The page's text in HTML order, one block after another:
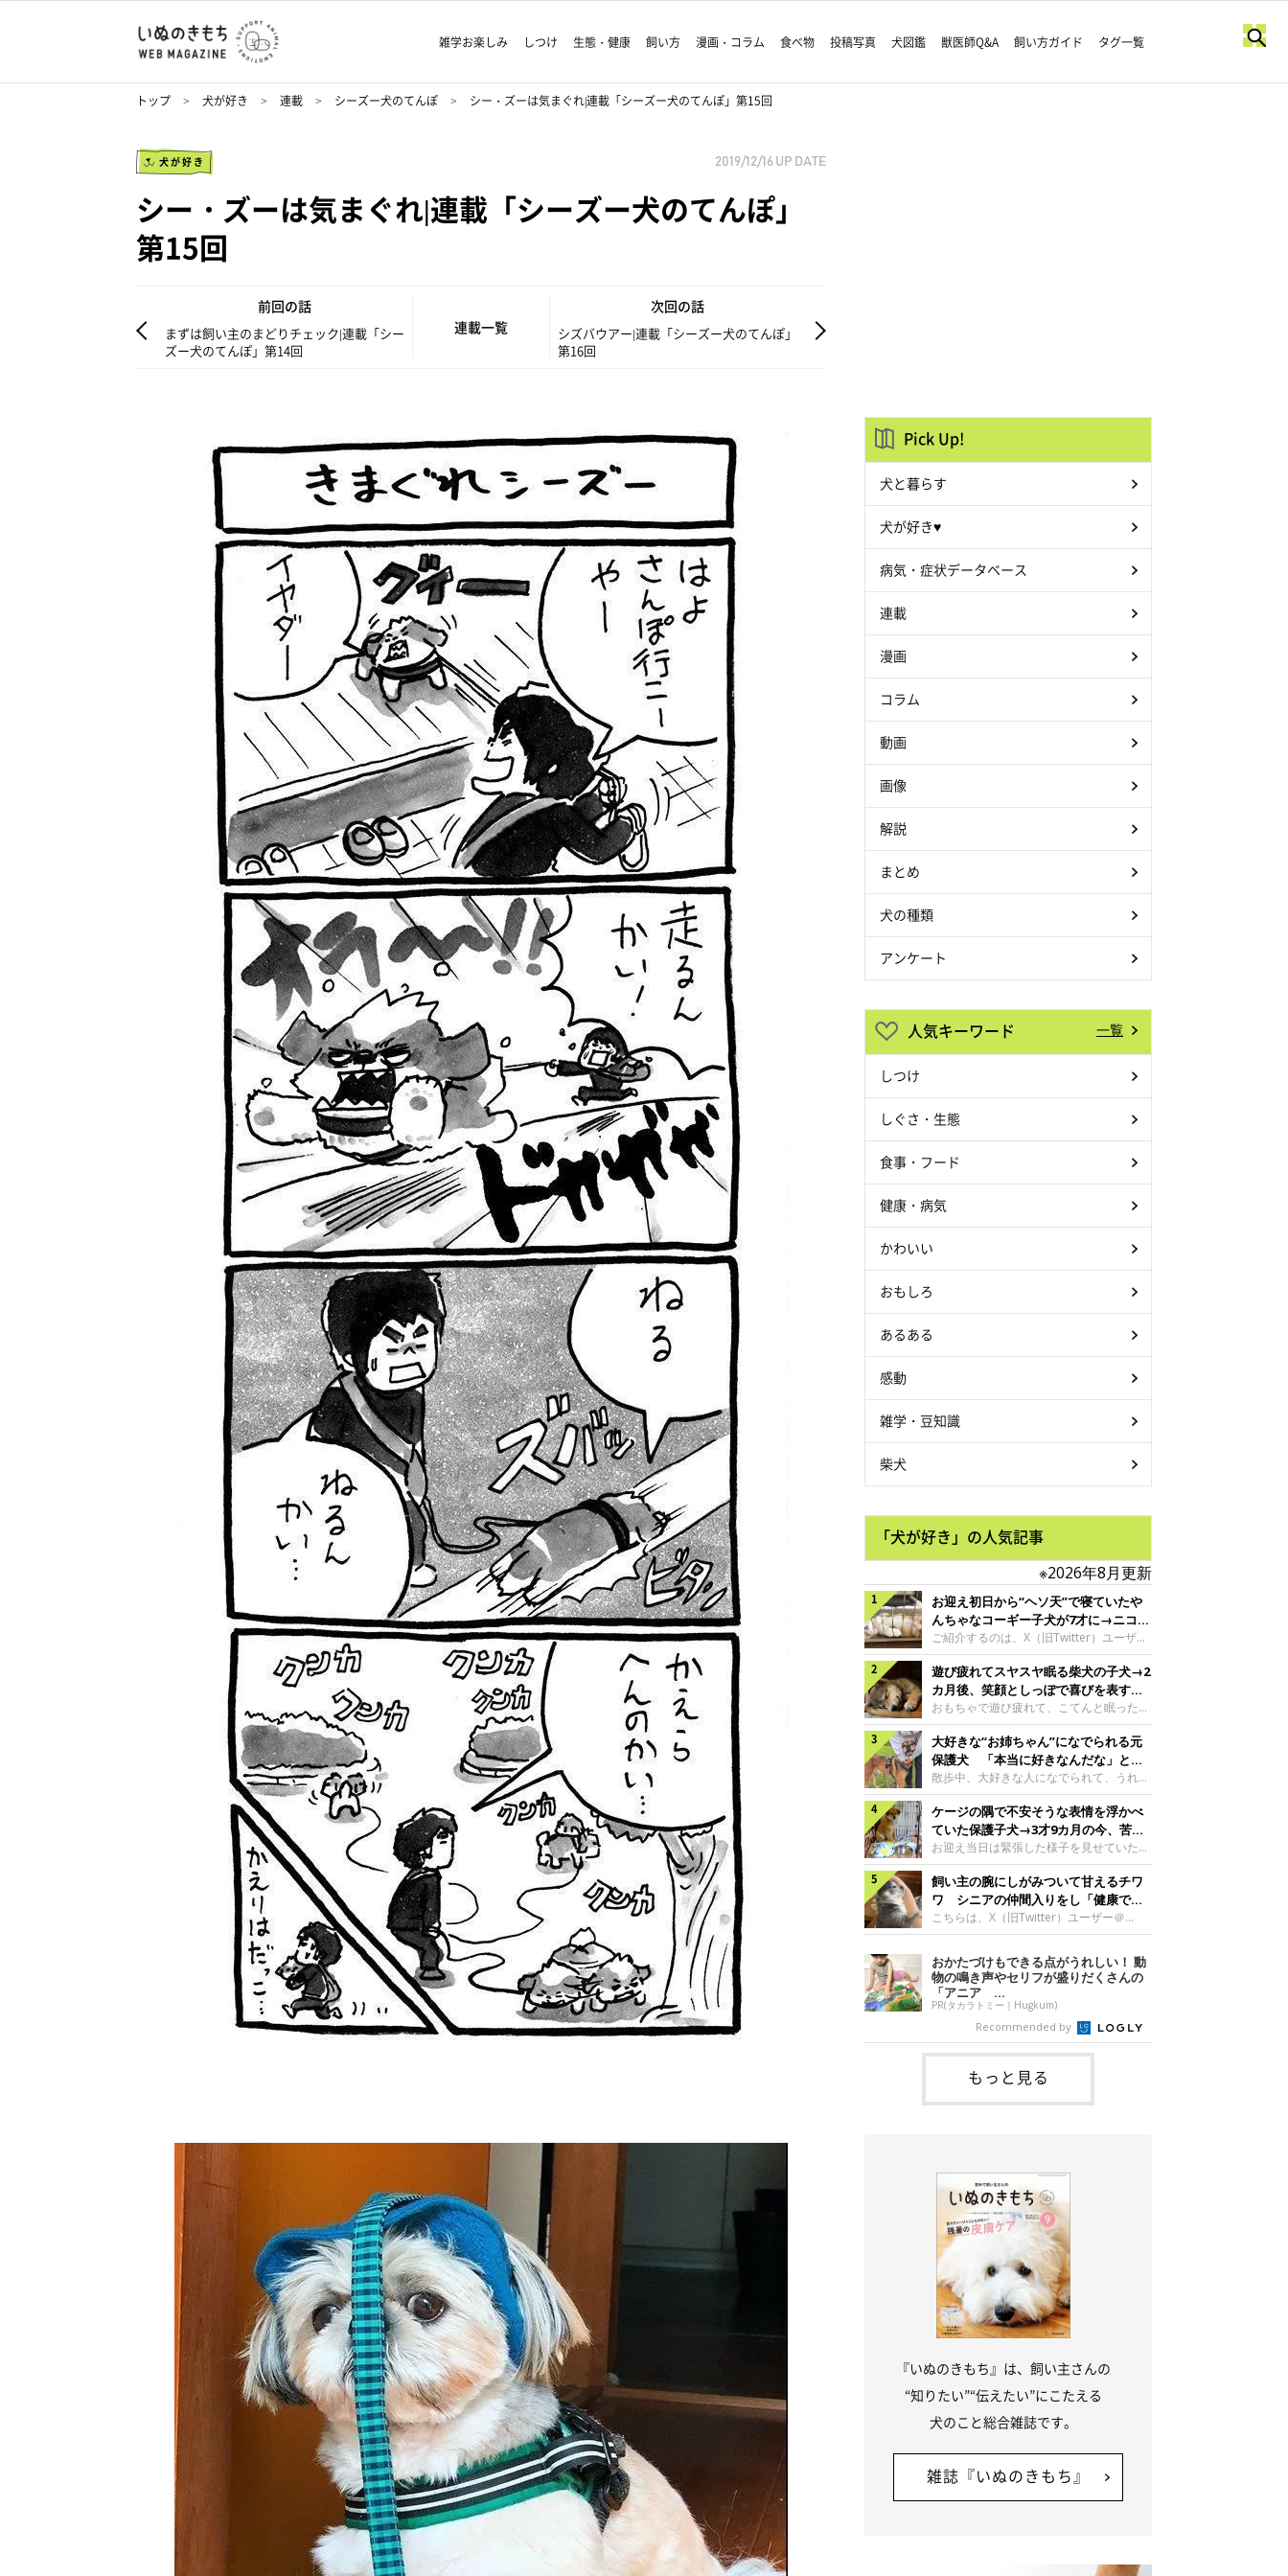
雑学お楽しみ しつけ 生態・健康 飼い方 漫画・コラム 食べ物 投稿写真 犬図鑑 獣医師Q&A 飼い方ガイド タグ一覧
トップ 犬が好き 連載 シーズー犬のてんぽ シー・ズーは気まぐれ|連載「シーズー犬のてんぽ」第15回
犬が好き 2019/12/16 UP DATE
シー・ズーは気まぐれ|連載「シーズー犬のてんぽ」
第15回
前回の話
まずは飼い主のまどりチェック|連載「シー
ズー犬のてんぽ」第14回
連載一覧
次回の話
シズバウアー|連載「シーズー犬のてんぽ」
第16回
Pick Up!
犬と暮らす
犬が好き♥
病気・症状データベース
連載
漫画
コラム
動画
画像
解説
まとめ
犬の種類
アンケート
人気キーワード 一覧
しつけ
しぐさ・生態
食事・フード
健康・病気
かわいい
おもしろ
あるある
感動
雑学・豆知識
柴犬
「犬が好き」の人気記事
※2026年8月更新
お迎え初日から“ヘソ天”で寝ていたや
んちゃなコーギー子犬が7才に→ニコニ
コ“コーギースマイル”が魅力のコに成
長！
ご紹介するのは、X（旧Twitter）ユーザー
＠Kus1oKg2vsgdWS2さんの愛犬でウェル
シュ・コーギー・ペンブロークの神楽ちゃ
ん。今年の8月で7才になるという神楽ちゃ
んですが、いったいどんな子犬時代を過ご
したのでしょうか。今回は、神楽ちゃんの
成長を飼い主さんと振り返ります！神楽ち
ゃんの成長について聞いた！お迎えから数
日後の神楽ちゃん（撮影時生後2カ月）＠
Kus1oKg2vsgdWS2――お迎え当初の神楽
ちゃんの様子について教えてください。飼
い主さん： 「お迎え当日から“ヘソ天”で寝
るようなコでし
遊び疲れてスヤスヤ眠る柴犬の子犬→2
カ月後、笑顔としっぽで喜びを表すコ
に成長！
おもちゃで遊び疲れて、こてんと眠った子
犬。あれから2カ月、表情や行動にさまざ
まな変化が見られるようになりました。遊
び疲れて眠る生後2カ月のなっちゃん遊び
疲れた様子のなっちゃん。@Pkndg_紹介
するのは、X（旧Twitter）ユーザー
@Pkndg_さんの愛犬・なっちゃん（取材
時、生後4カ月／柴犬）。こちらの写真
は、なっちゃんが生後2カ月のころに撮影
された一枚です。この日、なっちゃんは家
族と一緒におもちゃで遊んでいました。た
くさん遊んで疲れたのか、その後は眠り始
めたそうです。眠るなっちゃん。
@Pkndg_
大好きな“お姉ちゃん”になでられる元
保護犬 「本当に好きなんだな」と感
じる表情にほっこり
散歩中、大好きな人になでられて、うれし
そうな表情を見せる元保護犬。甘えるよう
な姿に、見ているこちらまでほっこりしま
す。大好きな“お姉ちゃん”に甘える小次郎
くん妹さんになでてもらい、うれしそうな
表情を見せる小次郎くん（2026年6月撮
影）。@mika_Jimmy紹介するのは、X（旧
Twitter）ユーザー@mika_Jimmyさんの愛
犬・小次郎くん（撮影時5才）。こちら
は、飼い主さんの妹さんと一緒に散歩をし
日、飼い主さんは実家から自宅へ帰る途
中、妹さんと公園で待ち合わせ
ケージの隅で不安そうな表情を浮かべ
ていた保護子犬→3才9カ月の今、苦手
を克服し頼もしいコに成長！
お迎え当日は緊張した様子を見せていた元
野犬の保護子犬。あれから約3年半、苦手
だったことを一つひとつ克服し、家族に寄
り添う姿を見せています。お迎え当日、ケ
ージの隅で不安そうにお迎え当日のシルビ
アちゃん。@nemonemotos今回紹介する
のは、X（旧Twitter）ユーザー
@nemonemotosさんの愛犬・シルビアち
ゃん（撮影当時、生後推定2カ月）。飼い
主さんが「#最初に撮った一枚」として投
稿した写真には、ケージの隅で不安そうな
表情を浮かべるシルビアちゃんの姿が写っ
ていました。こちらは、保護犬だったシル
飼い主の腕にしがみついて甘えるチワ
ワ シニアの仲間入りをし「健康で穏
やかな暮らしが続いてほしい」と願う
こちらは、X（旧Twitter）ユーザー＠
kotubusuke617さんが投稿した写真。写
っているのは、愛犬でチワワのつぶしゃん
（本名：こつぶちゃん）です。飼い主さん
の腕にしがみつくつぶしゃん（撮影時6
才）＠kotubusuke617撮影当時の状況に
ついて伺うと、飼い主さんはこう教えてく
れました。飼い主さん： 「ある休日のこ
とです。私がソファに座った途端にひざの
上にのってきたので、そのままなでながら
テレビを見ていたのですが、微動だにしな
いので気になって見てみると、腕にしがみ
おかたづけもできる点がうれしい！ 動
物の鳴き声やセリフが盛りだくさんの
「アニア ...
PR(タカラトミー｜Hugkum)
Recommended by
もっと見る
『いぬのきもち』は、飼い主さんの
“知りたい”“伝えたい”にこたえる
犬のこと総合雑誌です。
雑誌『いぬのきもち』